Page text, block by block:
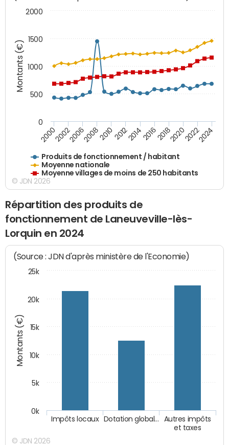
Montants (€)
Produits de fonctionnement / habitant
Moyenne nationale
Moyenne villages de moins de 250 habitants
200020022006200820102012201420162018202020222024
500
1000
1500
0
2000
© JDN 2026
Répartition des produits de
fonctionnement de Laneuveville-lès-
Lorquin en 2024
Montants (€)
(Source : JDN d'après ministère de l'Economie)
Autres impôts
et taxes
Dotation global…
Impôts locaux
0k
5k
10k
15k
20k
25k
© JDN 2026